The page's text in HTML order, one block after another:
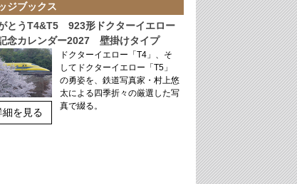
ジブックス
とうT4&T5 923形ドクターイエロー
念カレンダー2027 壁掛けタイプ
細を見る
ドクターイエロー「T4」、そ
してドクターイエロー「T5」
の勇姿を、鉄道写真家・村上悠
太による四季折々の厳選した写
真で綴る。